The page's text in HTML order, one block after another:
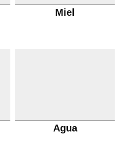
Miel
Agua